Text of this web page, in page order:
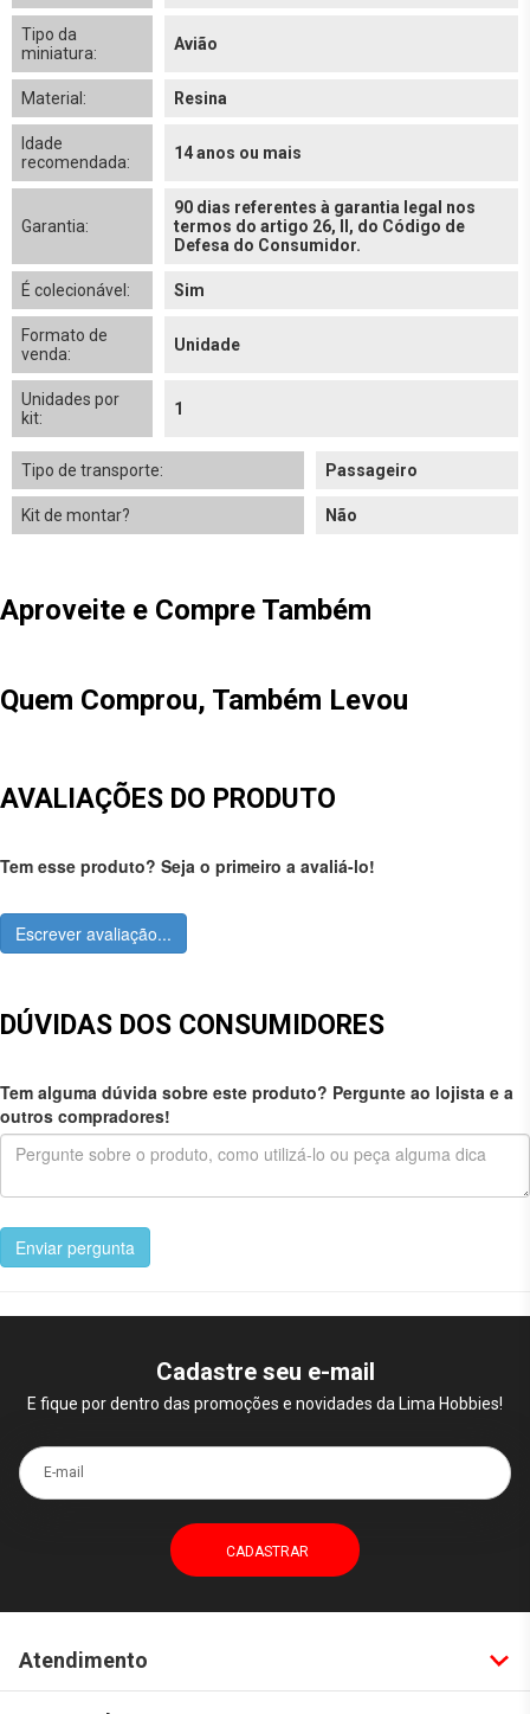
Tipo da
miniatura:
Avião
Material: Resina
Idade
recomendada:
14 anos ou mais
Garantia:
90 dias referentes à garantia legal nos
termos do artigo 26, II, do Código de
Defesa do Consumidor.
É colecionável: Sim
Formato de
venda:
Unidade
Unidades por
kit:
1
Tipo de transporte: Passageiro
Kit de montar? Não
Aproveite e Compre Também
Quem Comprou, Também Levou
AVALIAÇÕES DO PRODUTO
Tem esse produto? Seja o primeiro a avaliá-lo!
Escrever avaliação...
DÚVIDAS DOS CONSUMIDORES
Tem alguma dúvida sobre este produto? Pergunte ao lojista e a
outros compradores!
Enviar pergunta
Cadastre seu e-mail
E fique por dentro das promoções e novidades da Lima Hobbies!
E-mail
Atendimento